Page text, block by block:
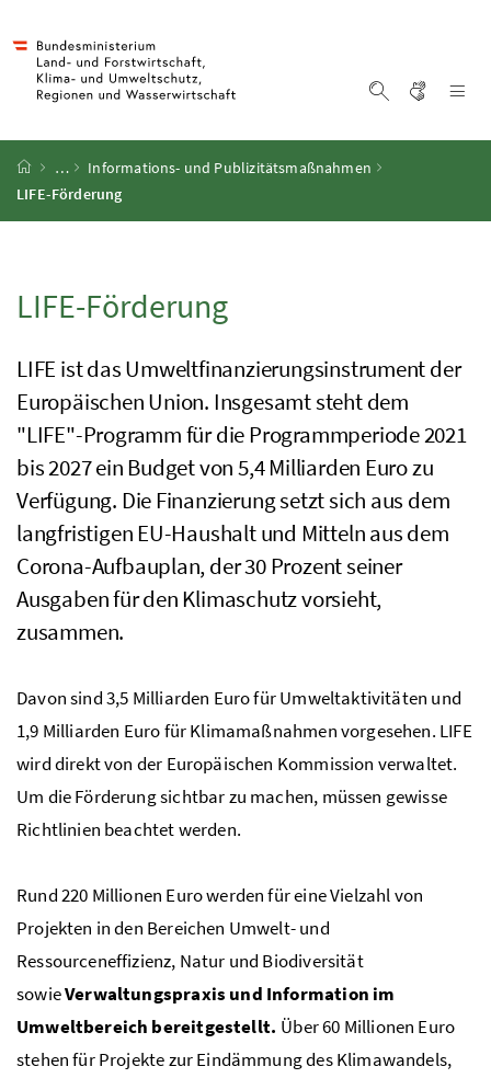
Startseite
…
Informations- und Publizitätsmaßnahmen
LIFE-Förderung
LIFE-Förderung
LIFE ist das Umweltfinanzierungsinstrument der
Europäischen Union. Insgesamt steht dem
"LIFE"-Programm für die Programmperiode 2021
bis 2027 ein Budget von 5,4 Milliarden Euro zu
Verfügung. Die Finanzierung setzt sich aus dem
langfristigenEU-Haushalt und Mitteln aus dem
Corona-Aufbauplan, der 30 Prozent seiner
Ausgaben für den Klimaschutz vorsieht,
zusammen.
Davon sind 3,5 Milliarden Euro für Umweltaktivitäten und
1,9 Milliarden Euro für Klimamaßnahmen vorgesehen. LIFE
wird direkt von der Europäischen Kommission verwaltet.
Um die Förderung sichtbar zu machen, müssen gewisse
Richtlinien beachtet werden.
Rund 220 Millionen Euro werden für eine Vielzahl von
Projekten in den Bereichen Umwelt- und
Ressourceneffizienz, Natur und Biodiversität
sowieVerwaltungspraxis und Information im
Umweltbereich bereitgestellt. Über 60 Millionen Euro
stehen für Projekte zur Eindämmung des Klimawandels,